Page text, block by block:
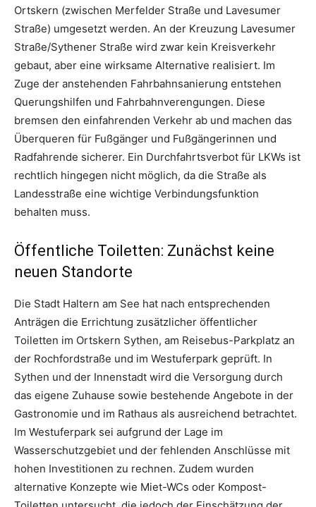
Ortskern (zwischen Merfelder Straße und Lavesumer
Straße) umgesetzt werden. An der Kreuzung Lavesumer
Straße/Sythener Straße wird zwar kein Kreisverkehr
gebaut, aber eine wirksame Alternative realisiert. Im
Zuge der anstehenden Fahrbahnsanierung entstehen
Querungshilfen und Fahrbahnverengungen. Diese
bremsen den einfahrenden Verkehr ab und machen das
Überqueren für Fußgänger und Fußgängerinnen und
Radfahrende sicherer. Ein Durchfahrtsverbot für LKWs ist
rechtlich hingegen nicht möglich, da die Straße als
Landesstraße eine wichtige Verbindungsfunktion
behalten muss.
Öffentliche Toiletten: Zunächst keine
neuen Standorte
Die Stadt Haltern am See hat nach entsprechenden
Anträgen die Errichtung zusätzlicher öffentlicher
Toiletten im Ortskern Sythen, am Reisebus-Parkplatz an
der Rochfordstraße und im Westuferpark geprüft. In
Sythen und der Innenstadt wird die Versorgung durch
das eigene Zuhause sowie bestehende Angebote in der
Gastronomie und im Rathaus als ausreichend betrachtet.
Im Westuferpark sei aufgrund der Lage im
Wasserschutzgebiet und der fehlenden Anschlüsse mit
hohen Investitionen zu rechnen. Zudem wurden
alternative Konzepte wie Miet-WCs oder Kompost-